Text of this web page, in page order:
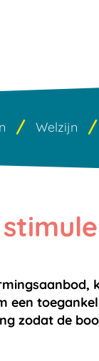
Welzijn
een
zodat de